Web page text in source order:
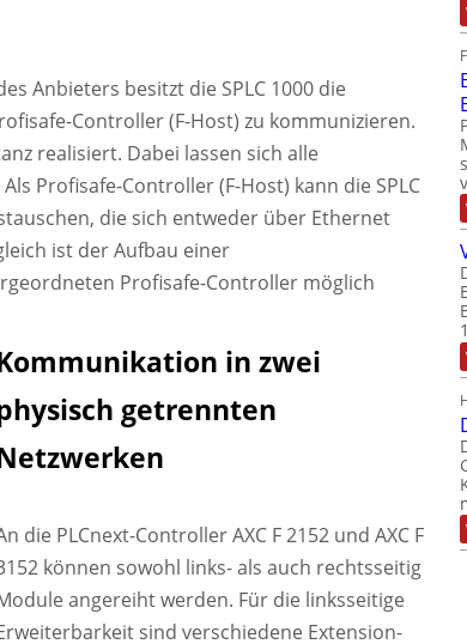
Anbieters besitzt die SPLC 1000 die
Controller (F-Host) zu kommunizieren.
realisiert. Dabei lassen sich alle
Profisafe-Controller (F-Host) kann die SPLC
die sich entweder über Ethernet
ist der Aufbau einer
Profisafe-Controller möglich
in zwei
getrennten
die PLCnext-Controller AXC F 2152 und AXC F
können sowohl links- als auch rechtsseitig
angereiht werden. Für die linksseitige
sind verschiedene Extension-